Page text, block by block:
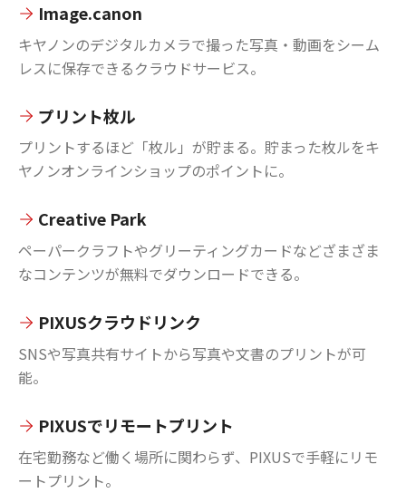
Image.canon
キヤノンのデジタルカメラで撮った写真・動画をシーム
レスに保存できるクラウドサービス。
プリント枚ル
プリントするほど「枚ル」が貯まる。貯まった枚ルをキ
ヤノンオンラインショップのポイントに。
Creative Park
ペーパークラフトやグリーティングカードなどざまざま
なコンテンツが無料でダウンロードできる。
PIXUSクラウドリンク
SNSや写真共有サイトから写真や文書のプリントが可
能。
PIXUSでリモートプリント
在宅勤務など働く場所に関わらず、PIXUSで手軽にリモ
ートプリント。